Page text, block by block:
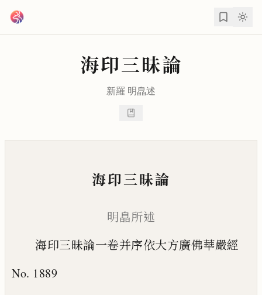
海印三昧論
新羅 明皛述
海印三昧論
明皛所述
海印三昧論一卷并序依大方廣佛華嚴經
No. 1889